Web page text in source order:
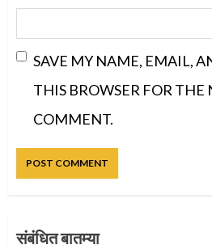
SAVE MY NAME, EMAIL,
THIS BROWSER FOR THE
COMMENT.
संबंधित बातम्या